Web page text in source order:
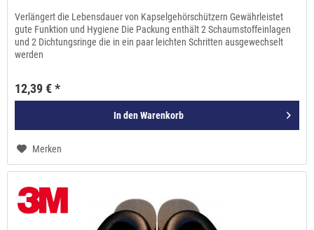
Verlängert die Lebensdauer von Kapselgehörschützern Gewährleistet
gute Funktion und Hygiene Die Packung enthält 2 Schaumstoffeinlagen
und 2 Dichtungsringe die in ein paar leichten Schritten ausgewechselt
werden
12,39 € *
In denWarenkorb
Merken